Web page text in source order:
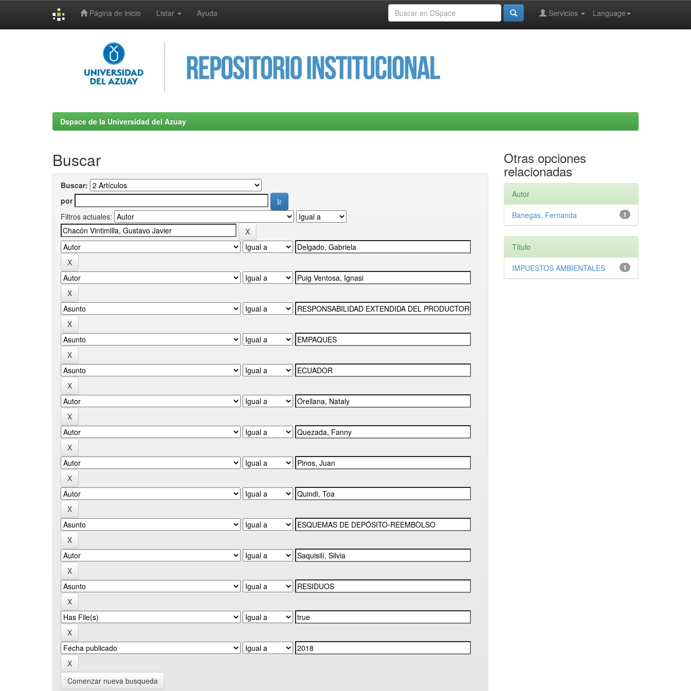
Página de inicio Listar Ayuda Language
Servicios
Dspace de la Universidad del Azuay
Buscar
Buscar:
por
Filtros actuales:
Comenzar nueva busqueda
Otras opciones
relacionadas
Autor
1
Banegas, Fernanda
Título
1
IMPUESTOS AMBIENTALES